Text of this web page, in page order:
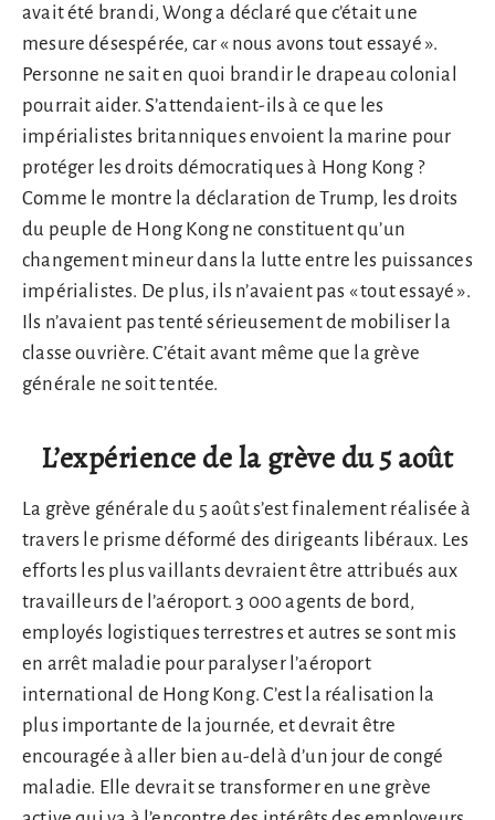
avait été brandi, Wong a déclaré que c’était une
mesure désespérée, car « nous avons tout essayé ».
Personne ne sait en quoi brandir le drapeau colonial
pourrait aider. S’attendaient-ils à ce que les
impérialistes britanniques envoient la marine pour
protéger les droits démocratiques à Hong Kong ?
Comme le montre la déclaration de Trump, les droits
du peuple de Hong Kong ne constituent qu’un
changement mineur dans la lutte entre les puissances
impérialistes. De plus, ils n’avaient pas « tout essayé ».
Ils n’avaient pas tenté sérieusement de mobiliser la
classe ouvrière. C’était avant même que la grève
générale ne soit tentée.
L’expérience de la grève du 5 août
La grève générale du 5 août s’est finalement réalisée à
travers le prisme déformé des dirigeants libéraux. Les
efforts les plus vaillants devraient être attribués aux
travailleurs de l’aéroport. 3 000 agents de bord,
employés logistiques terrestres et autres se sont mis
en arrêt maladie pour paralyser l’aéroport
international de Hong Kong. C’est la réalisation la
plus importante de la journée, et devrait être
encouragée à aller bien au-delà d’un jour de congé
maladie. Elle devrait se transformer en une grève